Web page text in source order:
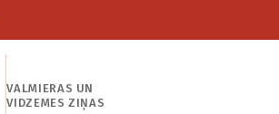
VALMIERAS UN
VIDZEMES ZIŅAS